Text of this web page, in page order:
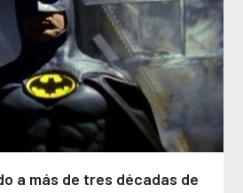
a más de tres décadas de